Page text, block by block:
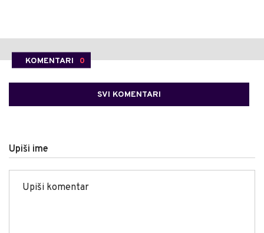
KOMENTARI 0
SVI KOMENTARI
Upiši ime